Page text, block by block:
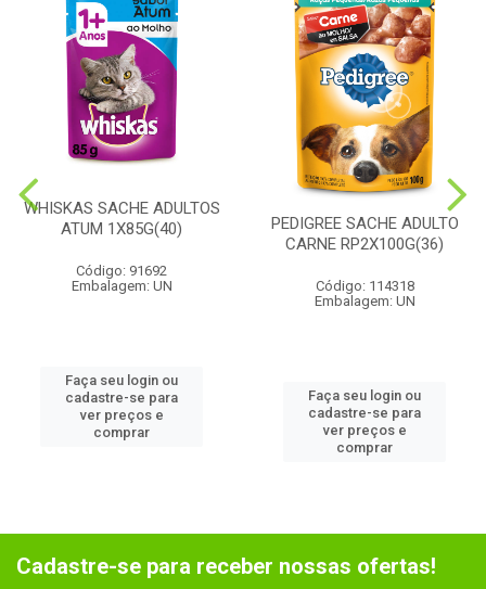
WHISKAS SACHE ADULTOS
ATUM 1X85G(40)
Código: 91692
Embalagem: UN
Faça seu login ou
cadastre-se para
ver preços e
comprar
PEDIGREE SACHE ADULTO
CARNE RP2X100G(36)
Código: 114318
Embalagem: UN
Faça seu login ou
cadastre-se para
ver preços e
comprar
Cadastre-se para receber nossas ofertas!